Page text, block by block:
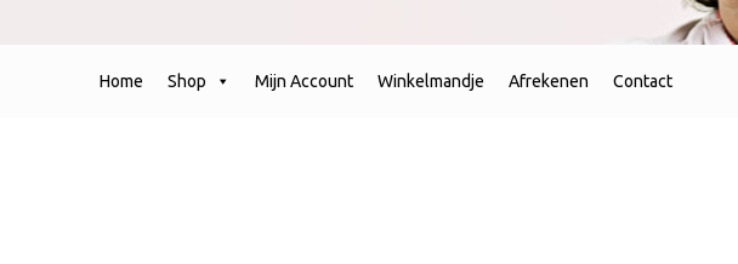
Home Shop Mijn Account Winkelmandje Afrekenen Contact